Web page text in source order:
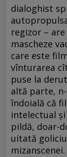
dialoghist
regizor – are
mascheze
care este
vînturarea
puse la
altă parte,
îndoială că
intelectual și
pildă, doar-
uitată
mizanscenei.